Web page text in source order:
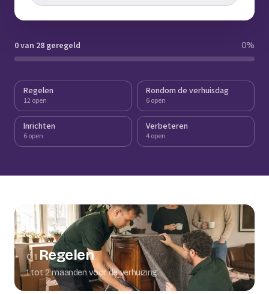
0 van 28 geregeld 0%
Regelen
12 open
Rondom de verhuisdag
6 open
Inrichten
6 open
Verbeteren
4 open
01 Regelen
1 tot 2 maanden voor de verhuizing